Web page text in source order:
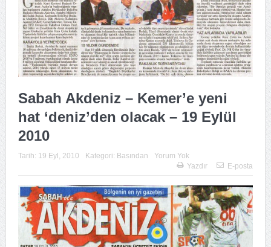
Sabah Akdeniz – Kemer’e yeni
hat ‘deniz’den olacak – 19 Eylül
2010
Tarih: 19 Eyl, 2010 Kategori: Basından
Yorum Yok
Yazdır
E-posta